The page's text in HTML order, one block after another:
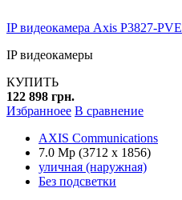
IP видеокамера Axis P3827-PVE
IP видеокамеры
КУПИТЬ
122 898 грн.
Избранноее В сравнение
AXIS Communications
7.0 Mp (3712 x 1856)
уличная (наружная)
Без подсветки